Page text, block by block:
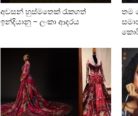
අවසන් හුස්මතෙක් රැකගත්
ඉන්දියානු – ලංකා ආදරය
තම